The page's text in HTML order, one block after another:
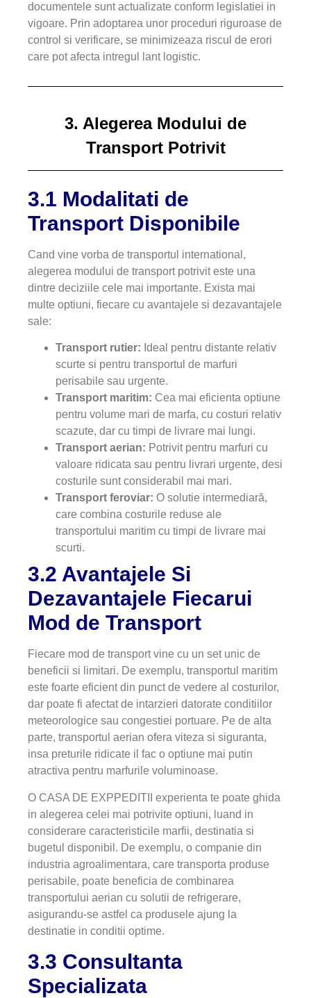
documentele sunt actualizate conform legislatiei in
vigoare. Prin adoptarea unor proceduri riguroase de
control si verificare, se minimizeaza riscul de erori
care pot afecta intregul lant logistic.
3. Alegerea Modului de
Transport Potrivit
3.1 Modalitati de
Transport Disponibile
Cand vine vorba de transportul international,
alegerea modului de transport potrivit este una
dintre deciziile cele mai importante. Exista mai
multe optiuni, fiecare cu avantajele si dezavantajele
sale:
Transport rutier: Ideal pentru distante relativ
scurte si pentru transportul de marfuri
perisabile sau urgente.
Transport maritim: Cea mai eficienta optiune
pentru volume mari de marfa, cu costuri relativ
scazute, dar cu timpi de livrare mai lungi.
Transport aerian: Potrivit pentru marfuri cu
valoare ridicata sau pentru livrari urgente, desi
costurile sunt considerabil mai mari.
Transport feroviar: O solutie intermediară,
care combina costurile reduse ale
transportului maritim cu timpi de livrare mai
scurti.
3.2 Avantajele Si
Dezavantajele Fiecarui
Mod de Transport
Fiecare mod de transport vine cu un set unic de
beneficii si limitari. De exemplu, transportul maritim
este foarte eficient din punct de vedere al costurilor,
dar poate fi afectat de intarzieri datorate conditiilor
meteorologice sau congestiei portuare. Pe de alta
parte, transportul aerian ofera viteza si siguranta,
insa preturile ridicate il fac o optiune mai putin
atractiva pentru marfurile voluminoase.
O CASA DE EXPPEDITII experienta te poate ghida
in alegerea celei mai potrivite optiuni, luand in
considerare caracteristicile marfii, destinatia si
bugetul disponibil. De exemplu, o companie din
industria agroalimentara, care transporta produse
perisabile, poate beneficia de combinarea
transportului aerian cu solutii de refrigerare,
asigurandu-se astfel ca produsele ajung la
destinatie in conditii optime.
3.3 Consultanta
Specializata